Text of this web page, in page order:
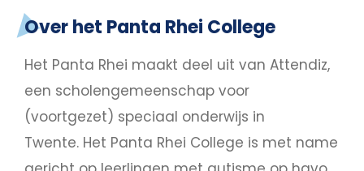
Over het Panta Rhei College
Het Panta Rhei maakt deel uit van Attendiz,
een scholengemeenschap voor
(voortgezet) speciaal onderwijs in
Twente. Het Panta Rhei College is met name